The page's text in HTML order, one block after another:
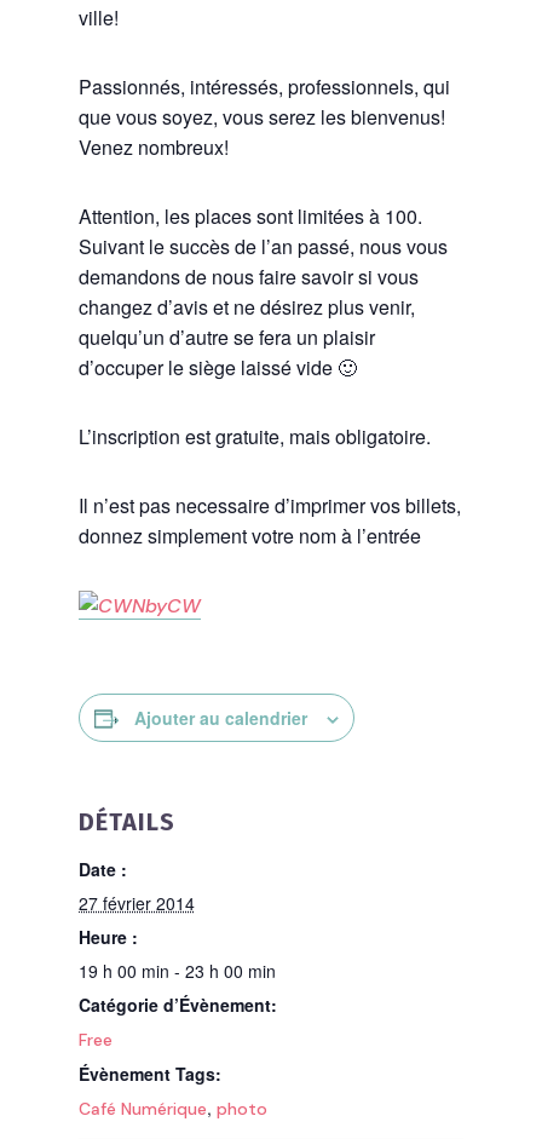
ville!
Passionnés, intéressés, professionnels, qui
que vous soyez, vous serez les bienvenus!
Venez nombreux!
Attention, les places sont limitées à 100.
Suivant le succès de l’an passé, nous vous
demandons de nous faire savoir si vous
changez d’avis et ne désirez plus venir,
quelqu’un d’autre se fera un plaisir
d’occuper le siège laissé vide 🙂
L’inscription est gratuite, mais obligatoire.
Il n’est pas necessaire d’imprimer vos billets,
donnez simplement votre nom à l’entrée
Ajouter au calendrier
DÉTAILS
Date :
27 février 2014
Heure :
19 h 00 min - 23 h 00 min
Catégorie d’Évènement:
Free
Évènement Tags:
Café Numérique, photo